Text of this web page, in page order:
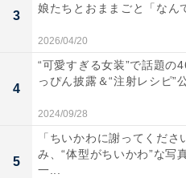
3
娘たちとおままごと「なん
2026/04/20
4
“可愛すぎる女装”で話題の
っぴん披露＆“注射レシピ”
2024/09/28
5
「ちいかわに謝ってくださ
み、“体型がちいかわ”な写
一...